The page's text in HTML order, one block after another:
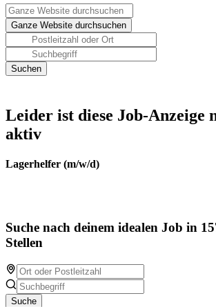
Leider ist diese Job-Anzeige
aktiv
Lagerhelfer (m/w/d)
Suche nach deinem idealen Job in
Stellen
Suche